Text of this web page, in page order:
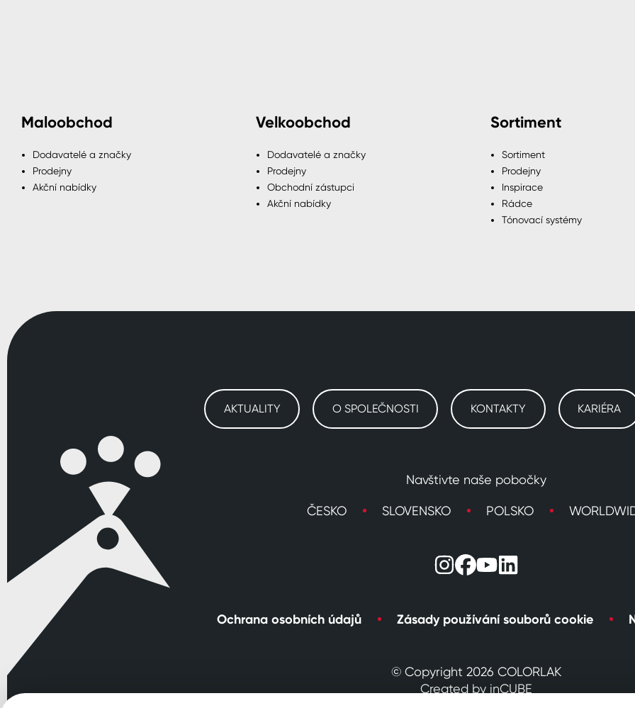
Maloobchod
Dodavatelé a značky
Prodejny
Akční nabídky
Velkoobchod
Dodavatelé a značky
Prodejny
Obchodní zástupci
Akční nabídky
Sortiment
Sortiment
Prodejny
Inspirace
Rádce
Tónovací systémy
AKTUALITY O SPOLEČNOSTI KONTAKTY KARIÉRA
Navštivte naše pobočky
ČESKO SLOVENSKO POLSKO
Ochrana osobních údajů Zásady používání souborů cookie
© Copyright 2026 COLORLAK
Created by inCUBE